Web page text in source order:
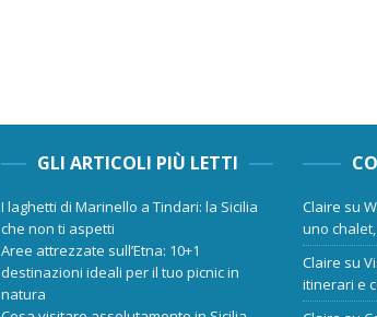
GLI ARTICOLI PIÙ LETTI
I laghetti di Marinello a Tindari: la Sicilia
che non ti aspetti
Aree attrezzate sull’Etna: 10+1
destinazioni ideali per il tuo picnic in
natura
Claire su
uno
Claire su
itinerari e